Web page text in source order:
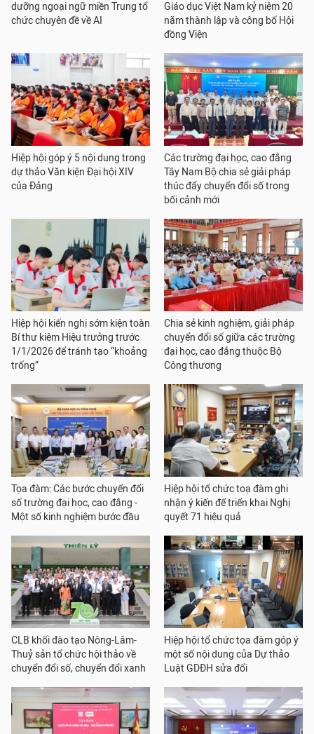
dưỡng ngoại ngữ miền Trung tổ
chức chuyên đề về AI
Giáo dục Việt Nam kỷ niệm 20
năm thành lập và công bố Hội
đồng Viện
Hiệp hội góp ý 5 nội dung trong
dự thảo Văn kiện Đại hội XIV
của Đảng
Các trường đại học, cao đẳng
Tây Nam Bộ chia sẻ giải pháp
thúc đẩy chuyển đổi số trong
bối cảnh mới
Hiệp hội kiến nghị sớm kiện toàn
Bí thư kiêm Hiệu trưởng trước
1/1/2026 để tránh tạo “khoảng
trống”
Chia sẻ kinh nghiệm, giải pháp
chuyển đổi số giữa các trường
đại học, cao đẳng thuộc Bộ
Công thương
Tọa đàm: Các bước chuyển đổi
số trường đại học, cao đẳng -
Một số kinh nghiệm bước đầu
Hiệp hội tổ chức toạ đàm ghi
nhận ý kiến để triển khai Nghị
quyết 71 hiệu quả
CLB khối đào tạo Nông-Lâm-
Thuỷ sản tổ chức hội thảo về
chuyển đổi số, chuyển đổi xanh
Hiệp hội tổ chức tọa đàm góp ý
một số nội dung của Dự thảo
Luật GDĐH sửa đổi